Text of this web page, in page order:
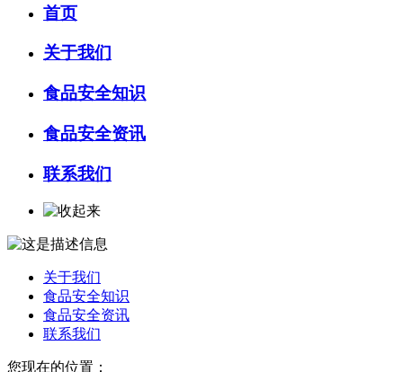
首页
关于我们
食品安全知识
食品安全资讯
联系我们
关于我们
食品安全知识
食品安全资讯
联系我们
您现在的位置：